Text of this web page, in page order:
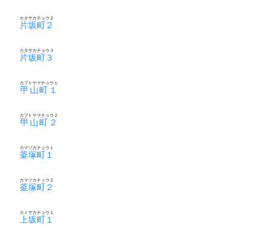
片坂町２
カタサカチョウ２
片坂町３
カタサカチョウ３
甲山町１
カブトヤマチョウ１
甲山町２
カブトヤマチョウ２
釜塚町１
カマヅカチョウ１
釜塚町２
カマヅカチョウ２
上坂町１
カミサカチョウ１